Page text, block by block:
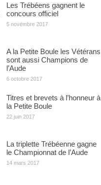
Les Trébéens gagnent le
concours officiel
5 novembre 2017
A la Petite Boule les Vétérans
sont aussi Champions de
l’Aude
6 octobre 2017
Titres et brevets à l’honneur à
la Petite Boule
22 juin 2017
La triplette Trébéenne gagne
le Championnat de l’Aude
14 mars 2017